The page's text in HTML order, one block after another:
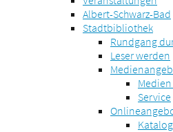
Albert-Schwarz-Bad
Stadtbibliothek
Rundgang
Leser werden
Service